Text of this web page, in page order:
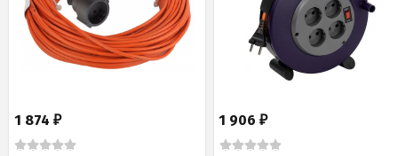
1 874 ₽ 1 906₽